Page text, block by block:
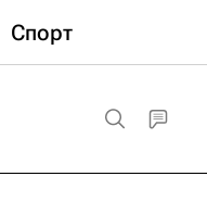
Спорт